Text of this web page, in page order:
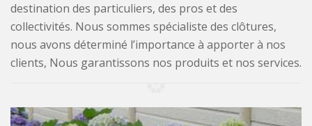
destination des particuliers, des pros et des
collectivités. Nous sommes spécialiste des clôtures,
nous avons déterminé l’importance à apporter à nos
clients, Nous garantissons nos produits et nos services.